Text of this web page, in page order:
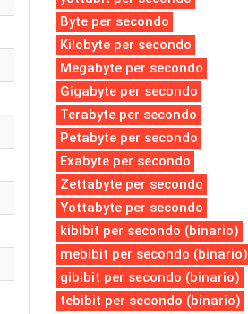
Byte per secondo
Kilobyte per secondo
Megabyte per secondo
Gigabyte per secondo
Terabyte per secondo
Petabyte per secondo
Exabyte per secondo
Zettabyte per secondo
Yottabyte per secondo
kibibit per secondo (binario)
mebibit per secondo (binario)
gibibit per secondo (binario)
tebibit per secondo (binario)